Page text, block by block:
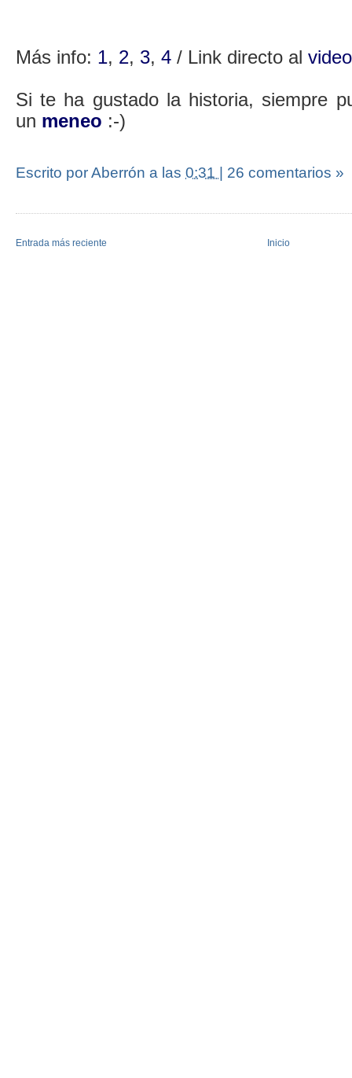
Más info: 1, 2, 3, 4 / Link directo al
Si te ha gustado la historia, siempre
un meneo :-)
Escrito por Aberrón a las 0:31 | 26 comentarios »
Entrada más reciente Inicio